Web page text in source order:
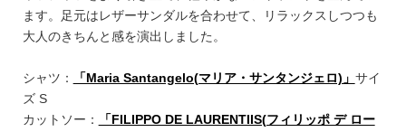
ます。足元はレザーサンダルを合わせて、リラックスしつつも
大人のきちんと感を演出しました。
シャツ： 「Maria Santangelo(マリア・サンタンジェロ)」 サイ
ズ S
カットソー：
「FILIPPO DE LAURENTIIS(フィリッポ デ ロー